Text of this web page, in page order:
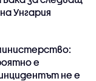
Унгария
е
не е